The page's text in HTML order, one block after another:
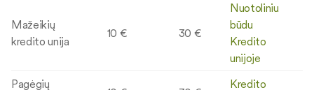
Mažeikių
kredito unija
10 € 30 €
Nuotoliniu
būdu
Kredito
unijoje
Pagėgių
Kredito